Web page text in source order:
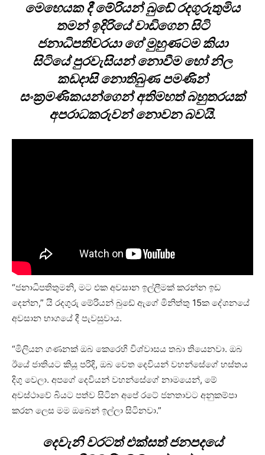
මෙහෙයක දී මේරියන් බුඩේ රදගුරුතුමිය
තමන් ඉදිරියේ වාඩිගෙන සිටි
ජනාධිපතිවරයා ගේ මුහුණටම කියා
සිටියේ පුරවැසියන් නොවීම හෝ නිල
කඩදාසි නොතිබුණ පමණින්
සංක්‍රමණිකයන්ගෙන් අතිමහත් බහුතරයක්
අපරාධකරුවන් නොවන බවයි.
“ජනාධිපතිතුමනි, මට එක අවසාන ඉල්ලීමක් කරන්න ඉඩ
දෙන්න,” යි රදගුරු මේරියන් බුඩේ ඇගේ මිනිත්තු 15ක දේශනයේ
අවසාන භාගයේ දී පැවසුවාය.
“මිලියන ගණනක් ඔබ කෙරෙහි විශ්වාසය තබා තියෙනවා. ඔබ
ඊයේ ජාතියට කියූ පරිදි, ඔබ වෙත දෙවියන් වහන්සේගේ හස්තය
දිගු වෙලා. අපගේ දෙවියන් වහන්සේගේ නාමයෙන්, මේ
අවස්ථාවේ බියට පත්ව සිටින අපේ රටේ ජනතාවට අනුකම්පා
කරන ලෙස මම ඔබෙන් ඉල්ලා සිටිනවා.”
දෙවැනි වරටත් එක්සත් ජනපදයේ